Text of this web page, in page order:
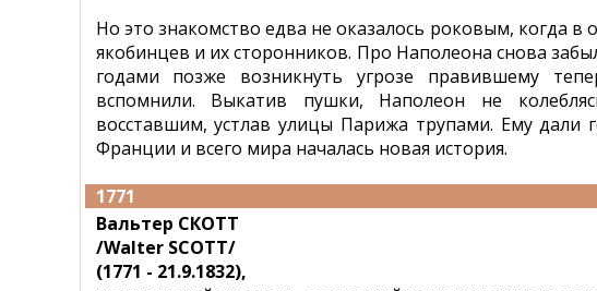
Но это знакомство едва не оказалось роковым, когда в
якобинцев и их сторонников. Про Наполеона снова
годами позже возникнуть угрозе правившему
вспомнили. Выкатив пушки, Наполеон не
восставшим, устлав улицы Парижа трупами. Ему дали
Франции и всего мира началась новая история.
1771
Вальтер СКОТТ
/Walter SCOTT/
(1771 - 21.9.1832),